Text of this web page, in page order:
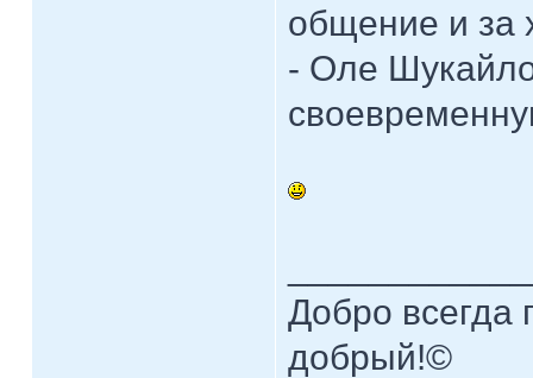
общение и за
- Оле
Добро всегда
добрый!©